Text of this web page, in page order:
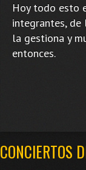
Hoy todo esto
integrantes, de
la gestiona y
entonces.
CONCIERTOS